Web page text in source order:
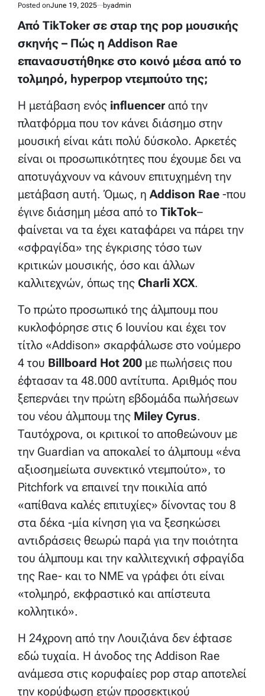
Posted onJune 19, 2025 byadmin
Από TikToker σε σταρ της pop μουσικής
σκηνής – Πώς η Addison Rae
επανασυστήθηκε στο κοινό μέσα από το
τολμηρό, hyperpop ντεμπούτο της;
Η μετάβαση ενός influencer από την
πλατφόρμα που τον κάνει διάσημο στην
μουσική είναι κάτι πολύ δύσκολο. Αρκετές
είναι οι προσωπικότητες που έχουμε δει να
αποτυγάχνουν να κάνουν επιτυχημένη την
μετάβαση αυτή. Όμως, η Addison Rae -που
έγινε διάσημη μέσα από το TikTok–
φαίνεται να τα έχει καταφάρει να πάρει την
«σφραγίδα» της έγκρισης τόσο των
κριτικών μουσικής, όσο και άλλων
καλλιτεχνών, όπως της Charli XCX.
Το πρώτο προσωπικό της άλμπουμ που
κυκλοφόρησε στις 6 Ιουνίου και έχει τον
τίτλο «Addison» σκαρφάλωσε στο νούμερο
4 του Billboard Hot 200 με πωλήσεις που
έφτασαν τα 48.000 αντίτυπα. Αριθμός που
ξεπερνάει την πρώτη εβδομάδα πωλήσεων
του νέου άλμπουμ της Miley Cyrus.
Ταυτόχρονα, οι κριτικοί το αποθεώνουν με
την Guardian να αποκαλεί το άλμπουμ «ένα
αξιοσημείωτα συνεκτικό ντεμπούτο», το
Pitchfork να επαινεί την ποικιλία από
«απίθανα καλές επιτυχίες» δίνοντας του 8
στα δέκα -μία κίνηση για να ξεσηκώσει
αντιδράσεις θεωρώ παρά για την ποιότητα
του άλμπουμ και την καλλιτεχνική σφραγίδα
της Rae- και το NME να γράφει ότι είναι
«τολμηρό, εκφραστικό και απίστευτα
κολλητικό».
Η 24χρονη από την Λουιζιάνα δεν έφτασε
εδώ τυχαία. Η άνοδος της Addison Rae
ανάμεσα στις κορυφαίες pop σταρ αποτελεί
την κορύφωση ετών προσεκτικού